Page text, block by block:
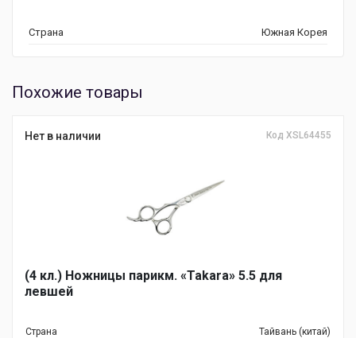
Страна Южная Корея
Похожие товары
Нет в наличии Код XSL64455
(4 кл.) Ножницы парикм. «Takara» 5.5 для
левшей
Страна
Тайвань (китай)